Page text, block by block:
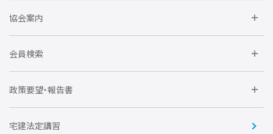
要望活動に参加しよう
住宅瑕疵担保責任保険割引制度
全住協NET
不動産後見アドバイザー資格講習
会
全住協ビジネスショップ
協会案内
運営組織
トライアル会員制度
会員検索
企業会員
賛助会員
政策要望・報告書
住宅・土地税制改正要望
宅建法定講習